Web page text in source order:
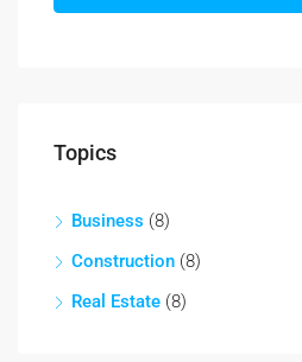
Topics
Business (8)
Construction (8)
Real Estate (8)